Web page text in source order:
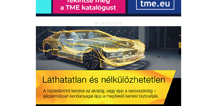
HIRDETÉS